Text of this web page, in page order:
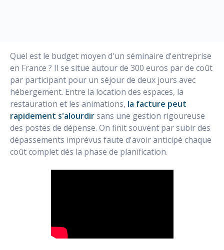
Quel est le budget moyen d'un séminaire d'entreprise
en France ? Il se situe autour de 300 euros par de coût
par participant pour un séjour de deux jours avec
hébergement. Entre la location des espaces, la
restauration et les animations, la facture peut
rapidement s'alourdirsans une gestion rigoureuse
des postes de dépense. On finit souvent par subir des
dépassements imprévus faute d'avoir anticipé chaque
coût complet dès la phase de planification.